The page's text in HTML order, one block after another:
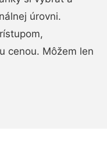
úrovni.
cenou. Môžem len